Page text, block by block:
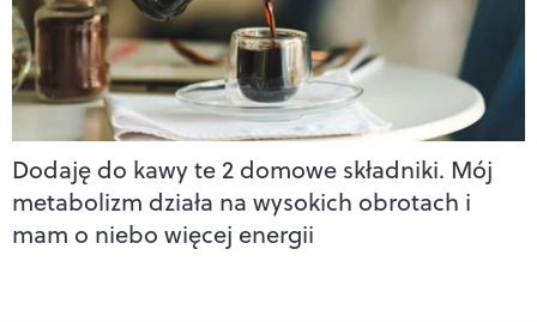
Dodaję do kawy te 2 domowe składniki. Mój
metabolizm działa na wysokich obrotach i
mam o niebo więcej energii